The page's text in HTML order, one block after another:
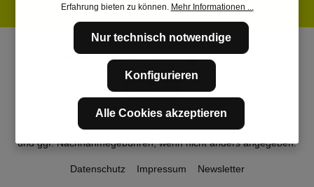
* Alle Preise inkl. gesetzl. Mehrwertsteuer zzgl.Versandkosten
und ggf. Nachnahmegebühren, wenn nicht anders angegeben.
Datenschutz Impressum Newsletter
Erfahrung bieten zu können. Mehr Informationen ...
Nur technisch notwendige
Konfigurieren
Alle Cookies akzeptieren